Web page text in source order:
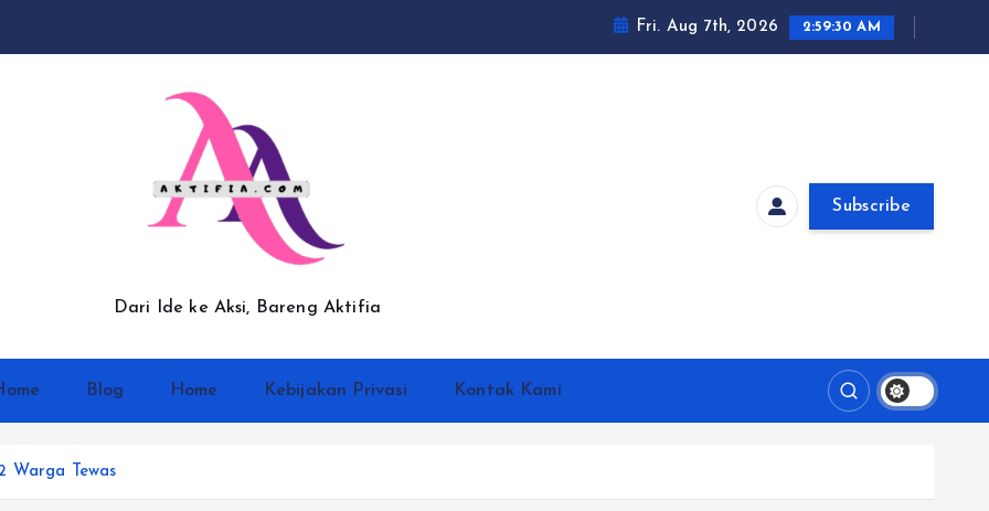
Fri. Aug 7th, 2026 2:59:31 AM
Dari Ide ke Aksi, Bareng Aktifia
Subscribe
Blog Home Kebijakan Privasi Kontak Kami
Warga Tewas